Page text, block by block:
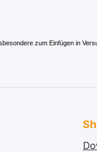
zum Einfügen in